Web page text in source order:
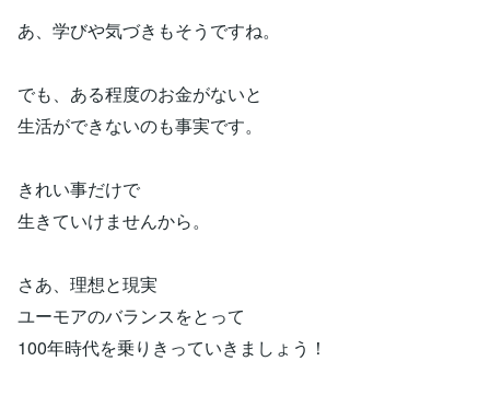
あ、学びや気づきもそうですね。
でも、ある程度のお金がないと
生活ができないのも事実です。
きれい事だけで
生きていけませんから。
さあ、理想と現実
ユーモアのバランスをとって
100年時代を乗りきっていきましょう！